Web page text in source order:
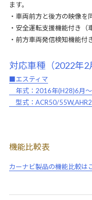
ます。
・車両前方と後方の映像を
・安全運転支援機能付き（
・前方車両発信検知機能付
対応車種（2022年2
■エスティマ
年式：2016年(H28)6月
型式：ACR50/
機能比較表
カーナビ製品の機能比較は